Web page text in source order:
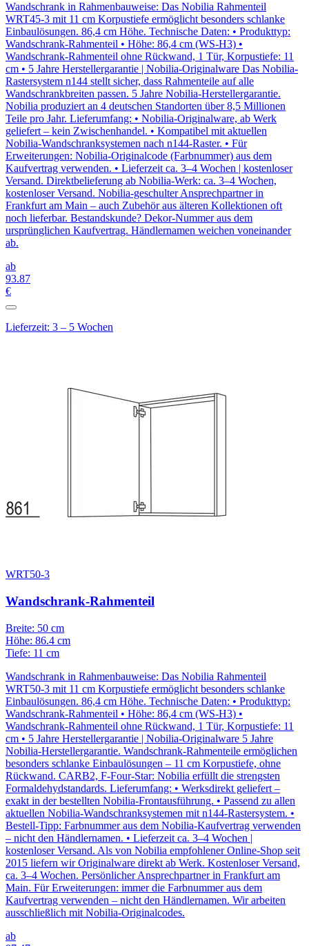
Wandschrank in Rahmenbauweise: Das Nobilia Rahmenteil
WRT45-3 mit 11 cm Korpustiefe ermöglicht besonders schlanke
Einbaulösungen. 86,4 cm Höhe. Technische Daten: • Produkttyp:
Wandschrank-Rahmenteil • Höhe: 86,4 cm (WS-H3) •
Wandschrank-Rahmenteil ohne Rückwand, 1 Tür, Korpustiefe: 11
cm • 5 Jahre Herstellergarantie | Nobilia-Originalware Das Nobilia-
Rastersystem n144 stellt sicher, dass Rahmenteile auf alle
Wandschrankbreiten passen. 5 Jahre Nobilia-Herstellergarantie.
Nobilia produziert an 4 deutschen Standorten über 8,5 Millionen
Teile pro Jahr. Lieferumfang: • Nobilia-Originalware, ab Werk
geliefert – kein Zwischenhandel. • Kompatibel mit aktuellen
Nobilia-Wandschranksystemen nach n144-Raster. • Für
Erweiterungen: Nobilia-Originalcode (Farbnummer) aus dem
Kaufvertrag verwenden. • Lieferzeit ca. 3–4 Wochen | kostenloser
Versand. Direktbelieferung ab Nobilia-Werk: ca. 3–4 Wochen,
kostenloser Versand. Nobilia-geschulter Ansprechpartner in
Frankfurt am Main – auch Zubehör aus älteren Kollektionen oft
noch lieferbar. Bestandskunde? Dekor-Nummer aus dem
ursprünglichen Kaufvertrag. Händlernamen weichen voneinander
ab.
ab
93.87
€
Lieferzeit: 3 – 5 Wochen
WRT50-3
Wandschrank-Rahmenteil
Breite: 50 cm
Höhe: 86.4 cm
Tiefe: 11 cm
Wandschrank in Rahmenbauweise: Das Nobilia Rahmenteil
WRT50-3 mit 11 cm Korpustiefe ermöglicht besonders schlanke
Einbaulösungen. 86,4 cm Höhe. Technische Daten: • Produkttyp:
Wandschrank-Rahmenteil • Höhe: 86,4 cm (WS-H3) •
Wandschrank-Rahmenteil ohne Rückwand, 1 Tür, Korpustiefe: 11
cm • 5 Jahre Herstellergarantie | Nobilia-Originalware 5 Jahre
Nobilia-Herstellergarantie. Wandschrank-Rahmenteile ermöglichen
besonders schlanke Einbaulösungen – 11 cm Korpustiefe, ohne
Rückwand. CARB2, F-Four-Star: Nobilia erfüllt die strengsten
Formaldehydstandards. Lieferumfang: • Werksdirekt geliefert –
exakt in der bestellten Nobilia-Frontausführung. • Passend zu allen
aktuellen Nobilia-Wandschranksystemen mit n144-Rastersystem. •
Bestell-Tipp: Farbnummer aus dem Nobilia-Kaufvertrag verwenden
– nicht den Händlernamen. • Lieferzeit ca. 3–4 Wochen |
kostenloser Versand. Als von Nobilia empfohlener Online-Shop seit
2015 liefern wir Originalware direkt ab Werk. Kostenloser Versand,
ca. 3–4 Wochen. Persönlicher Ansprechpartner in Frankfurt am
Main. Für Erweiterungen: immer die Farbnummer aus dem
Kaufvertrag verwenden – nicht den Händlernamen. Wir arbeiten
ausschließlich mit Nobilia-Originalcodes.
ab